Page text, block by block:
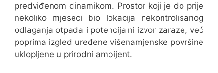
predviđenom dinamikom. Prostor koji je do prije
nekoliko mjeseci bio lokacija nekontrolisanog
odlaganja otpada i potencijalni izvor zaraze, već
poprima izgled uređene višenamjenske površine
uklopljene u prirodni ambijent.